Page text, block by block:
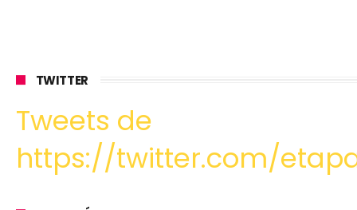
TWITTER
Tweets de
https://twitter.com/